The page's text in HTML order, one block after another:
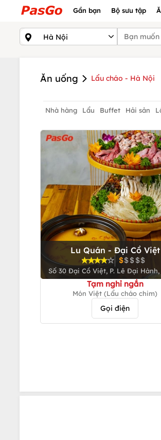
Gần bạn Bộ sưu tập
Ăn uống Lẩu cháo - Hà Nội
Nhà hàng Lẩu Buffet Hải sản
Lu Quán - Đại Cồ Việt
Số 30 Đại Cồ Việt, P. Lê Đại Hành,
Bà Trưng
Tạm nghỉ ngắn
Món Việt (Lẩu cháo chim)
Gọi điện